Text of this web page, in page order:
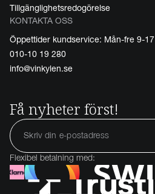
Tillgänglighetsredogörelse
KONTAKTA OSS
Öppettider kundservice: Mån-fre 9-17
010-10 19 280
info@vinkylen.se
Få nyheter först!
Flexibel betalning med: